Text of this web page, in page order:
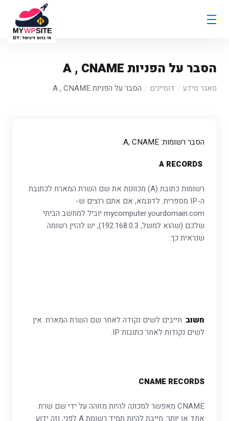
הסבר על הפניות A , CNAME
מאגר מידע דומיינים הסבר על הפניות A , CNAME
הסבר רשומות: A, CNAME.
רשומות כתובת (A) מכוונות את שם השרת המארח לכתובת
ה-IP מספרית. לדוגמא, אם אתם רוצים ש-
mycomputer.yourdomain.com יוביל למחשב הביתי
שלכם (שהוא למשל, 192.168.0.3), יש להזין רשומה
שנראית כך:
חשוב: חייבים לשים נקודה לאחר שם השרת המארח. אין
לשים נקודות לאחר כתובות IP.
CNAME RECORDS
CNAME מאפשר למכונה להיות מזוהה על ידי שם שרת
אחד או יותר. חייבת להיות תמיד רשומת A לפני, וזה ידוע